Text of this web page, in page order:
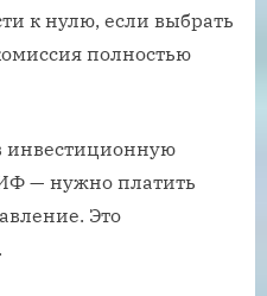
к нулю, если выбрать
полностью
инвестиционную
— нужно платить
Это